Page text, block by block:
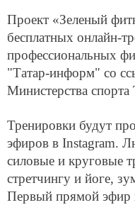
Проект «Зеленый
бесплатных онлайн-
профессиональных
"Татар-информ" со
Министерства спорта
Тренировки будут
эфиров в Instagram.
силовые и круговые
стретчингу и йоге,
Первый прямой эфир